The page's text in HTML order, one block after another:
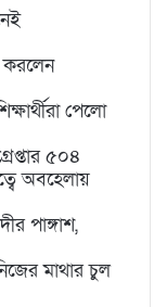
করলেন
পেলো
৫০৪
অবহেলায়
পাঙ্গাশ,
মাথার চুল